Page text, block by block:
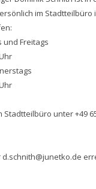
im Stadtteilbüro
und Freitags
unter +49